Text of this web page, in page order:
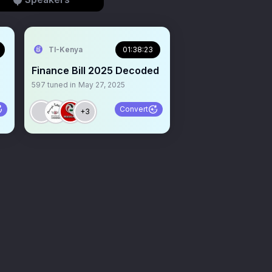
TI-Kenya 01:38:23
Finance Bill 2025 Decoded
597 tuned in May 27, 2025
+3 Convert